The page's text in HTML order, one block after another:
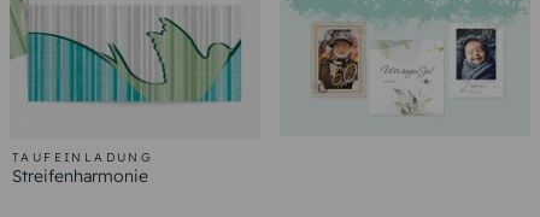
TAUFEINLADUNG
Streifenharmonie